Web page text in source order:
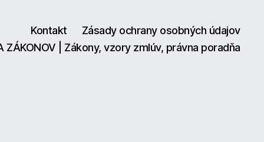
Kontakt
Zásady ochrany osobných údajov
ZÁKONOV | Zákony, vzory zmlúv, právna poradňa